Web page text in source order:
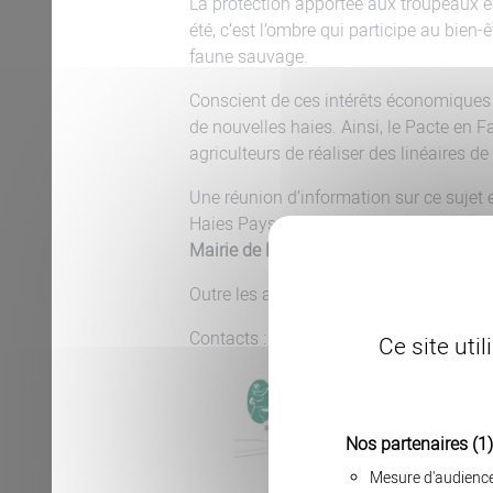
Ce site
Nos partenaires (1)
Mesure
été, c’est l’ombre qui participe au
faune sauvage.
Conscient de ces intérêts
de nouvelles haies. Ainsi, le Pacte en
agriculteurs de réaliser des linéaires
Une réunion d’information sur ce sujet
Haies Paysages d’Aveyron, Mission
Mairie de Nasbinals.
Outre les agriculteurs plus
Contacts : COPAGE – 06 49 05 19 39